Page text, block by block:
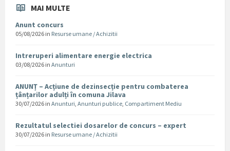
MAI MULTE
Anunt concurs
05/08/2026 in Resurse umane / Achizitii
Intreruperi alimentare energie electrica
03/08/2026 in Anunturi
ANUNȚ – Acțiune de dezinsecție pentru combaterea
țânțarilor adulți în comuna Jilava
30/07/2026 in Anunturi, Anunturi publice, Compartiment Mediu
Rezultatul selectiei dosarelor de concurs – expert
30/07/2026 in Resurse umane / Achizitii